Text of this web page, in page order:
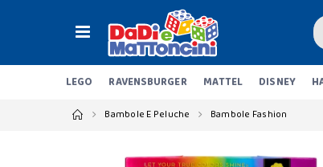
LEGO RAVENSBURGER MATTEL DISNEY
Bambole E Peluche Bambole Fashion